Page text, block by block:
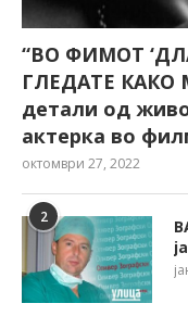
“ВО ФИМОТ
ГЛЕДАТЕ КАКО
детали од
актерка во
октомври 27, 2022
2